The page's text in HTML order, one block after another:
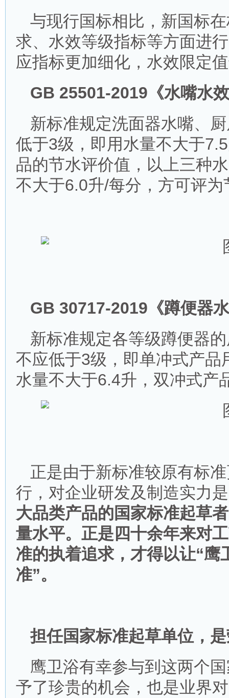
与现行国标相比，新国标
求、水效等级指标等方面进
应指标更加细化，水效限定
GB 25501-2019《水嘴水
新标准规定洗面器水嘴、
低于3级，即用水量不大于
品的节水评价值，以上三种
不大于6.0升/每分，方可评为
GB 30717-2019《蹲便器
新标准规定各等级蹲便器
不应低于3级，即单冲式产
水量不大于6.4升，双冲式产
正是由于新标准较原有标
行，对企业研发及制造实力
大品类产品的国家标准起草
量水平。正是四十余年来对
准的执着追求，才得以让“鹰
准”。
担任国家标准起草单位，
鹰卫浴有幸参与到这两个
予了珍贵的机会，也是业界